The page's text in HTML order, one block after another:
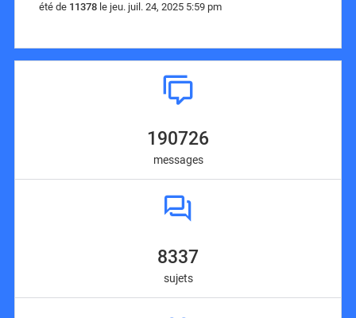
été de 11378 le jeu. juil. 24, 2025 5:59 pm
190726
messages
8337
sujets